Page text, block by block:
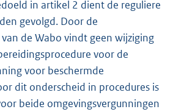
in artikel 2 dient de reguliere
gevolgd. Door de
de Wabo vindt geen wijziging
voor de
voor beschermde
dit onderscheid in procedures is
beide omgevingsvergunningen